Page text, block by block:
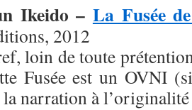
Ikeido – La Fusée
2012
loin de toute
Fusée est un OVNI
la narration à